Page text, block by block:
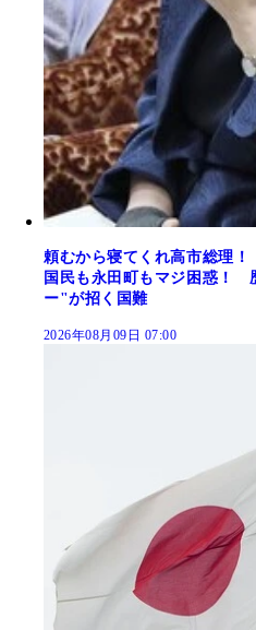
頼むから寝てくれ高市総理
国民も永田町もマジ困惑！
ー"が招く国難
2026年08月09日 07:00